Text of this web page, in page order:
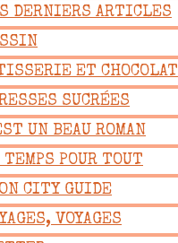
DERNIERS ARTICLES
ET CHOCOLAT
SUCRÉES
UN BEAU ROMAN
TEMPS POUR TOUT
CITY GUIDE
VOYAGES